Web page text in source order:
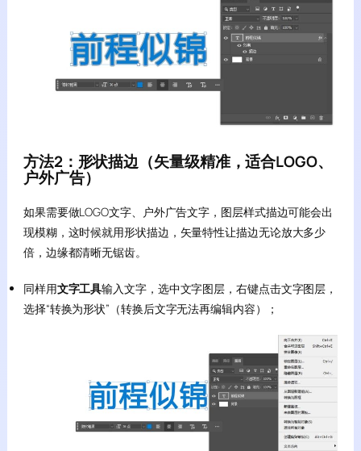
方法2：形状描边（矢量级精准，适合LOGO、
户外广告）
如果需要做LOGO文字、户外广告文字，图层样式描边可能会出
现模糊，这时候就用形状描边，矢量特性让描边无论放大多少
倍，边缘都清晰无锯齿。
同样用文字工具输入文字，选中文字图层，右键点击文字图层，
选择“转换为形状”（转换后文字无法再编辑内容）；